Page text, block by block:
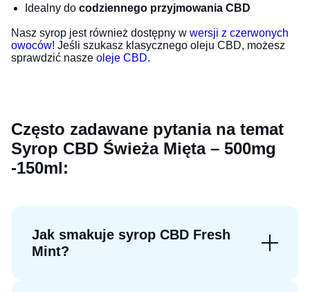
Idealny do codziennego przyjmowania CBD
Nasz syrop jest również dostępny w wersji z czerwonych
owoców! Jeśli szukasz klasycznego oleju CBD, możesz
sprawdzić nasze oleje CBD.
Często zadawane pytania na temat
Syrop CBD Świeża Mięta – 500mg
-150ml:
Jak smakuje syrop CBD Fresh
Mint?